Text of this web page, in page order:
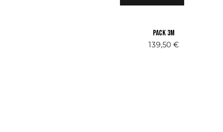
Pack 3M
139,50 €